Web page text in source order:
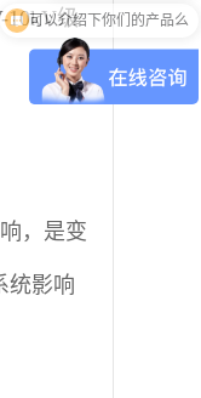
10kV级
，是变
统影响
可以介绍下你们的产品么